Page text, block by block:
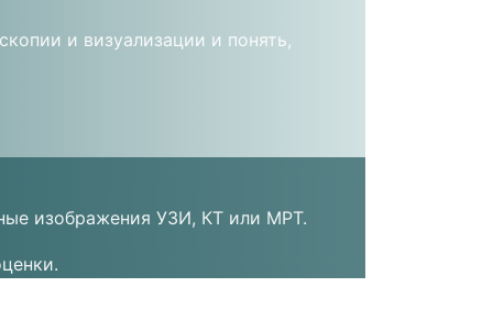
и визуализации и понять,
изображения УЗИ, КТ или МРТ.